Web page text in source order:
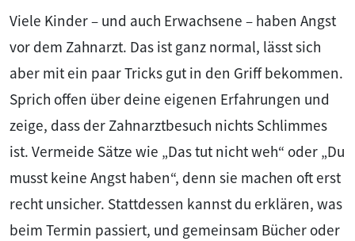
Viele Kinder – und auch Erwachsene – haben Angst
vor dem Zahnarzt. Das ist ganz normal, lässt sich
aber mit ein paar Tricks gut in den Griff bekommen.
Sprich offen über deine eigenen Erfahrungen und
zeige, dass der Zahnarztbesuch nichts Schlimmes
ist. Vermeide Sätze wie „Das tut nicht weh“ oder „Du
musst keine Angst haben“, denn sie machen oft erst
recht unsicher. Stattdessen kannst du erklären, was
beim Termin passiert, und gemeinsam Bücher oder